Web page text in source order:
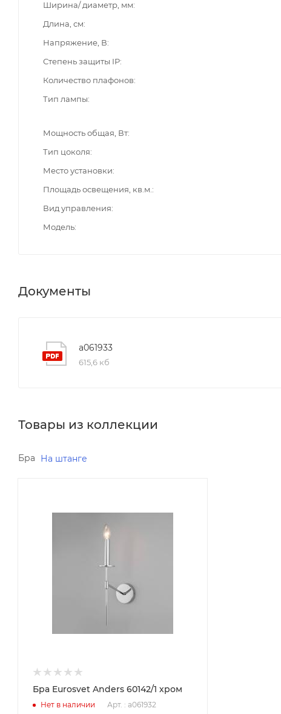
Ширина/ диаметр, мм
Длина, см
Напряжение, В
Степень защиты IP
Количество плафонов
Тип лампы
Мощность общая, Вт
Тип цоколя
Место установки
Площадь освещения, кв.м.
Вид управления
Модель
Документы
a061933
615,6 кб
Товары из коллекции
Бра На штанге
3180.00
Светильники, Товар, 00-
Максимальная цена
Anders
Страна
Китай
Бра Eurosvet Anders 60142/1 хром
Нет в наличии Арт. : a061932